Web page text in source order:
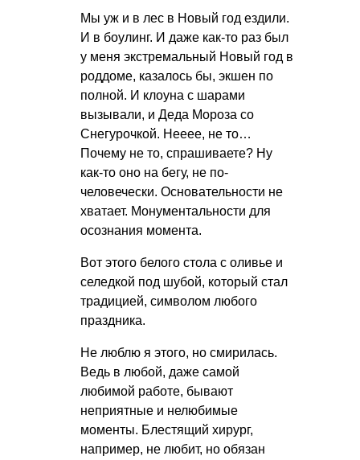
Мы уж и в лес в Новый год ездили.
И в боулинг. И даже как-то раз был
у меня экстремальный Новый год в
роддоме, казалось бы, экшен по
полной. И клоуна с шарами
вызывали, и Деда Мороза со
Снегурочкой. Нееее, не то…
Почему не то, спрашиваете? Ну
как-то оно на бегу, не по-
человечески. Основательности не
хватает. Монументальности для
осознания момента.
Вот этого белого стола с оливье и
селедкой под шубой, который стал
традицией, символом любого
праздника.
Не люблю я этого, но смирилась.
Ведь в любой, даже самой
любимой работе, бывают
неприятные и нелюбимые
моменты. Блестящий хирург,
например, не любит, но обязан